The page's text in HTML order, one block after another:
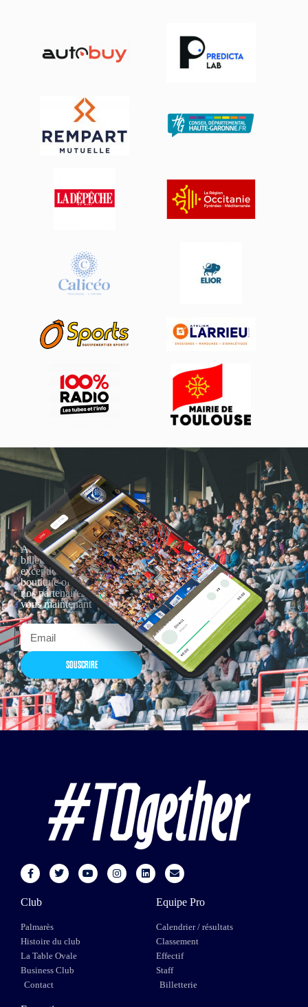
Actualités, nouveautés,
billetterie, remises
exceptionnelles dans la
boutique officielles & chez
nos partenaires… Inscrivez-
vous maintenant
SOUSCRIRE
Club
Palmarès
Histoire du club
La Table Ovale
Business Club
Contact
Equipe Pro
Calendrier / résultats
Classement
Effectif
Staff
Billetterie